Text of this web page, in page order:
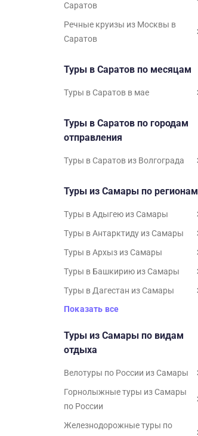
Саратов
Речные круизы из Москвы в
Саратов
Туры в Саратов по месяцам
Туры в Саратов в мае
Туры в Саратов по городам
отправления
Туры в Саратов из Волгограда
Туры из Самары по регионам
Туры в Адыгею из Самары
Туры в Антарктиду из Самары
Туры в Архыз из Самары
Туры в Башкирию из Самары
Туры в Дагестан из Самары
Показать все
Туры из Самары по видам
отдыха
Велотуры по России из Самары
Горнолыжные туры из Самары
по России
Железнодорожные туры по